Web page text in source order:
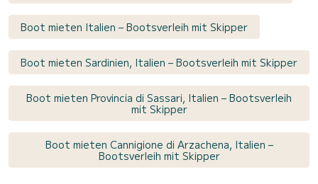
Boot mieten Italien – Bootsverleih mit Skipper
Boot mieten Sardinien, Italien – Bootsverleih mit Skipper
Boot mieten Provincia di Sassari, Italien – Bootsverleih
mit Skipper
Boot mieten Cannigione di Arzachena, Italien –
Bootsverleih mit Skipper